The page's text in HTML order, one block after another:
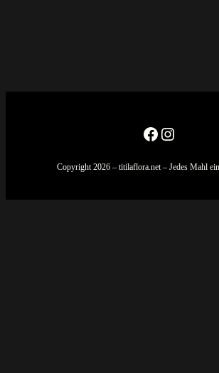
Facebook
Instagram
Copyright 2026 – titilaflora.net – Jedes Mahl